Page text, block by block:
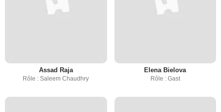
Assad Raja
Rôle : Saleem Chaudhry
Elena Bielova
Rôle : Gast